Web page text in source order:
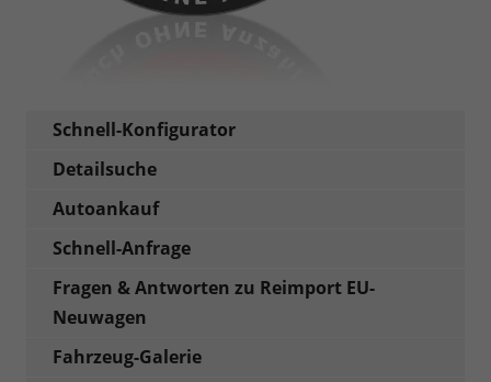
Schnell-Konfigurator
Detailsuche
Autoankauf
Schnell-Anfrage
Fragen & Antworten zu Reimport EU-
Neuwagen
Fahrzeug-Galerie